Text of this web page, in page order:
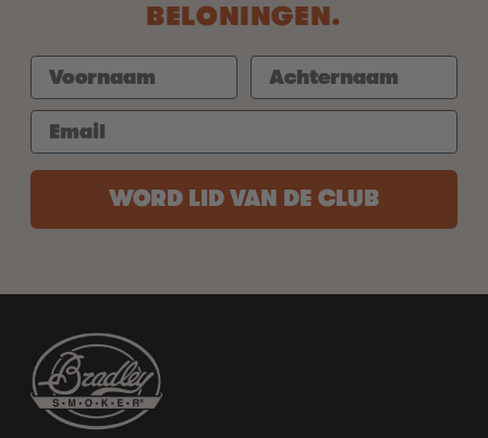
BELONINGEN.
WORD LID VAN DE CLUB